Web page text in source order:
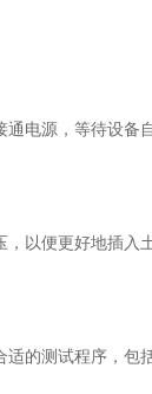
源，等待设备
便更好地插入
测试程序，包